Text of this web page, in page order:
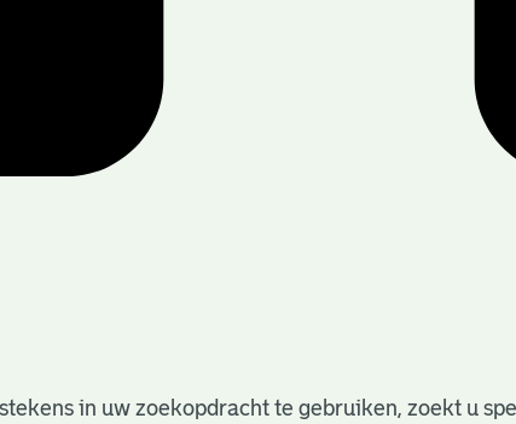
in uw zoekopdracht te gebruiken, zoekt u